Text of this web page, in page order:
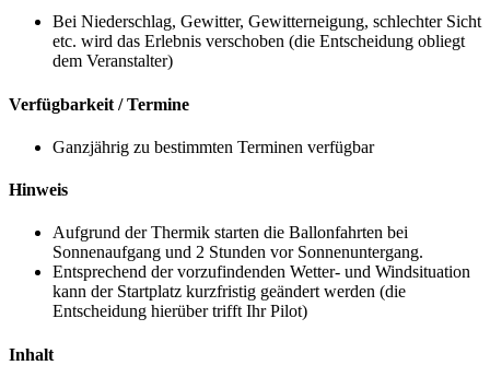
Bei Niederschlag, Gewitter, Gewitterneigung, schlechter Sicht
etc. wird das Erlebnis verschoben (die Entscheidung obliegt
dem Veranstalter)
Verfügbarkeit / Termine
Ganzjährig zu bestimmten Terminen verfügbar
Hinweis
Aufgrund der Thermik starten die Ballonfahrten bei
Sonnenaufgang und 2 Stunden vor Sonnenuntergang.
Entsprechend der vorzufindenden Wetter- und Windsituation
kann der Startplatz kurzfristig geändert werden (die
Entscheidung hierüber trifft Ihr Pilot)
Inhalt